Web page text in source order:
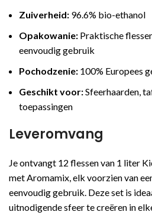
Zuiverheid: 96.6% bio-ethanol
Opakowanie: Praktische
eenvoudig gebruik
Pochodzenie: 100% Europees
Geschikt voor:Sfeerhaarden,
toepassingen
Leveromvang
Je ontvangt 12 flessen van 1 liter
met Aromamix, elk voorzien van
eenvoudig gebruik. Deze set is
uitnodigende sfeer te creëren in